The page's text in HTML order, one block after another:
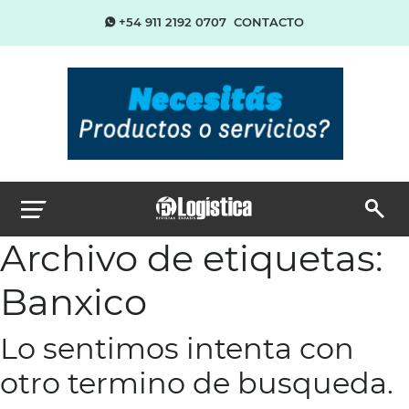
+54 911 2192 0707 CONTACTO
Archivo de etiquetas:
Banxico
Lo sentimos intenta con
otro termino de busqueda.